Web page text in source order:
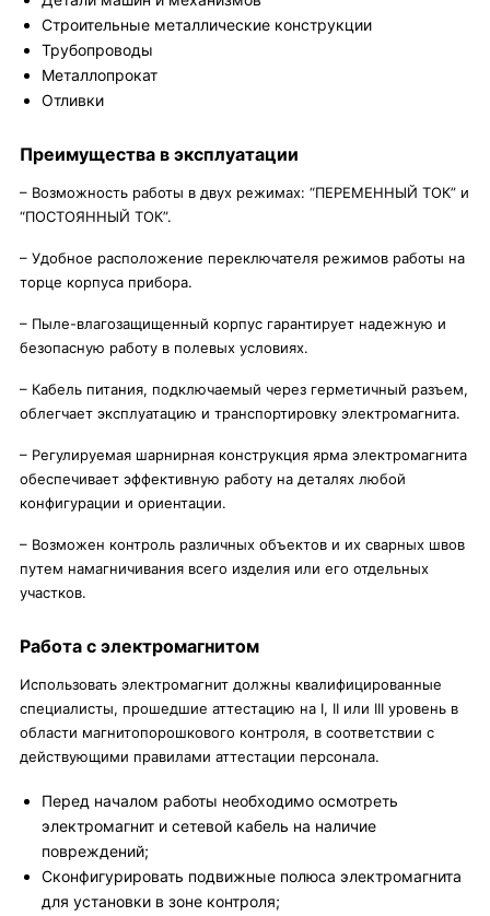
Строительные металлические конструкции
Трубопроводы
Металлопрокат
Отливки
Преимущества в эксплуатации
– Возможность работы в двух режимах: “ПЕРЕМЕННЫЙ ТОК” и
“ПОСТОЯННЫЙ ТОК”.
– Удобное расположение переключателя режимов работы на
торце корпуса прибора.
– Пыле-влагозащищенный корпус гарантирует надежную и
безопасную работу в полевых условиях.
– Кабель питания, подключаемый через герметичный разъем,
облегчает эксплуатацию и транспортировку электромагнита.
– Регулируемая шарнирная конструкция ярма электромагнита
обеспечивает эффективную работу на деталях любой
конфигурации и ориентации.
– Возможен контроль различных объектов и их сварных швов
путем намагничивания всего изделия или его отдельных
участков.
Работа с электромагнитом
Использовать электромагнит должны квалифицированные
специалисты, прошедшие аттестацию на I, II или III уровень в
области магнитопорошкового контроля, в соответствии с
действующими правилами аттестации персонала.
Перед началом работы необходимо осмотреть
электромагнит и сетевой кабель на наличие
повреждений;
Сконфигурировать подвижные полюса электромагнита
для установки в зоне контроля;